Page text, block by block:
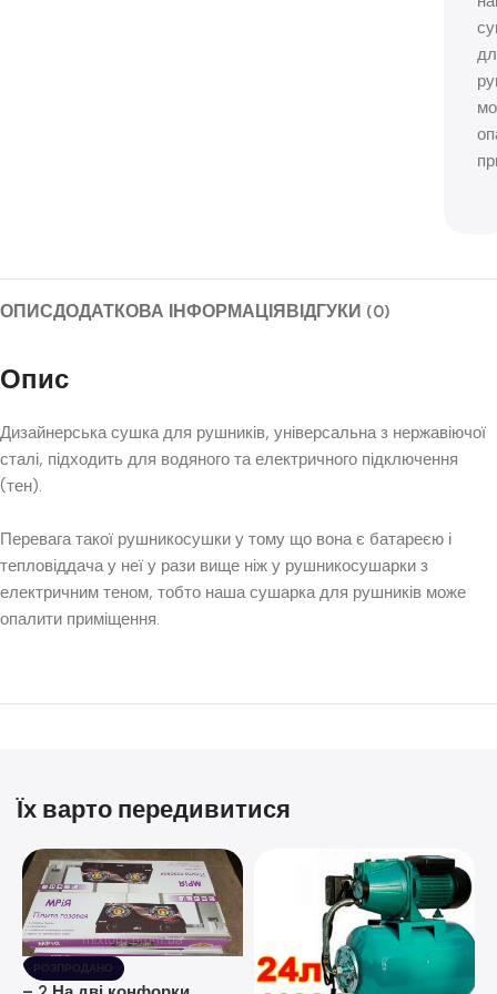
ОПИСДОДАТКОВА ІНФОРМАЦІЯВІДГУКИ (0)
Опис
Дизайнерська сушка для рушників, універсальна з нержавіючої
сталі, підходить для водяного та електричного підключення
(тен).
Перевага такої рушникосушки у тому що вона є батареєю і
тепловіддача у неї у рази вище ніж у рушникосушарки з
електричним теном, тобто наша сушарка для рушників може
опалити приміщення.
Їх варто передивитися
РОЗПРОДАНО